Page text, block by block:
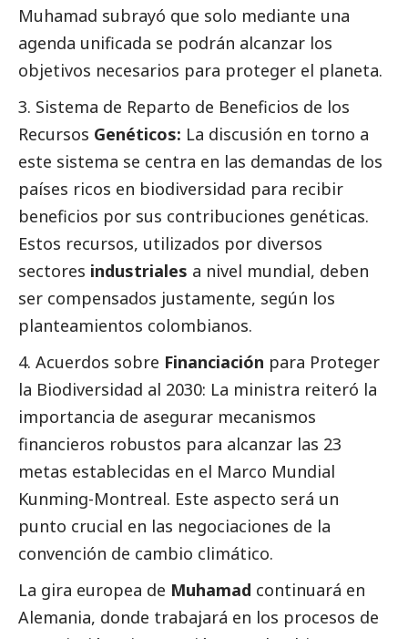
Muhamad subrayó que solo mediante una
agenda unificada se podrán alcanzar los
objetivos necesarios para proteger el planeta.
3. Sistema de Reparto de Beneficios de los
Recursos Genéticos: La discusión en torno a
este sistema se centra en las demandas de los
países ricos en biodiversidad para recibir
beneficios por sus contribuciones genéticas.
Estos recursos, utilizados por diversos
sectores industriales a nivel mundial, deben
ser compensados justamente, según los
planteamientos colombianos.
4. Acuerdos sobre Financiación para Proteger
la Biodiversidad al 2030: La ministra reiteró la
importancia de asegurar mecanismos
financieros robustos para alcanzar las 23
metas establecidas en el Marco Mundial
Kunming-Montreal. Este aspecto será un
punto crucial en las negociaciones de la
convención de cambio climático.
La gira europea de Muhamad continuará en
Alemania, donde trabajará en los procesos de